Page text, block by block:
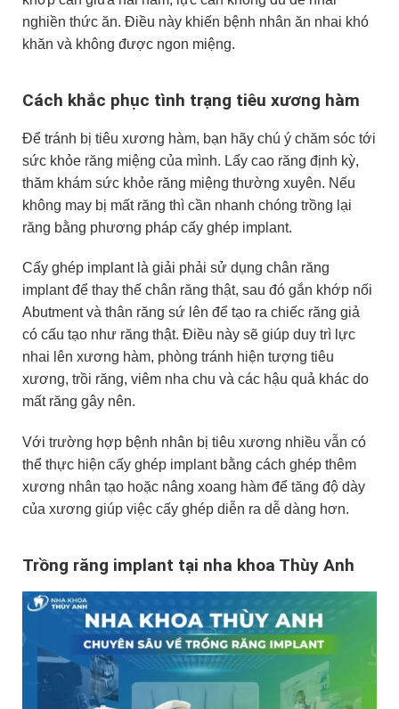
nghiền thức ăn. Điều này khiến bệnh nhân ăn nhai khó
khăn và không được ngon miệng.
Cách khắc phục tình trạng tiêu xương hàm
Để tránh bị tiêu xương hàm, bạn hãy chú ý chăm sóc tới
sức khỏe răng miệng của mình. Lấy cao răng định kỳ,
thăm khám sức khỏe răng miệng thường xuyên. Nếu
không may bị mất răng thì cần nhanh chóng trồng lại
răng bằng phương pháp cấy ghép implant.
Cấy ghép implant là giải phải sử dụng chân răng
implant để thay thế chân răng thật, sau đó gắn khớp nối
Abutment và thân răng sứ lên để tạo ra chiếc răng giả
có cấu tạo như răng thật. Điều này sẽ giúp duy trì lực
nhai lên xương hàm, phòng tránh hiện tượng tiêu
xương, trồi răng, viêm nha chu và các hậu quả khác do
mất răng gây nên.
Với trường hợp bệnh nhân bị tiêu xương nhiều vẫn có
thể thực hiện cấy ghép implant bằng cách ghép thêm
xương nhân tạo hoặc nâng xoang hàm để tăng độ dày
của xương giúp việc cấy ghép diễn ra dễ dàng hơn.
Trồng răng implant tại nha khoa Thùy Anh